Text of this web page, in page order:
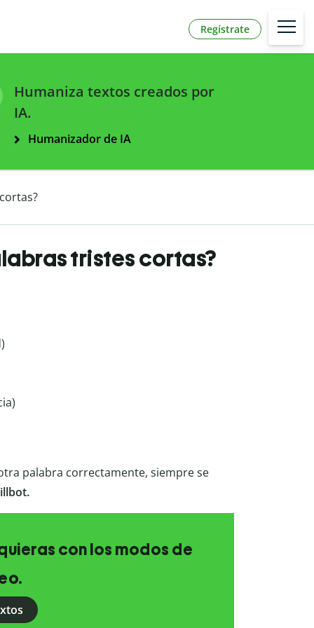
Regístrate
Humaniza textos creados por
IA.
Humanizador de IA
tristes cortas?
palabra correctamente, siempre se
con los modos de